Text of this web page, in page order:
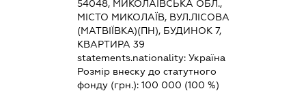
54048, МИКОЛАЇВСЬКА ОБЛ.,
МІСТО МИКОЛАЇВ, ВУЛ.ЛІСОВА
(МАТВІЇВКА)(ПН), БУДИНОК 7,
КВАРТИРА 39
statements.nationality: Україна
Розмір внеску до статутного
фонду (грн.): 100 000 (100 %)